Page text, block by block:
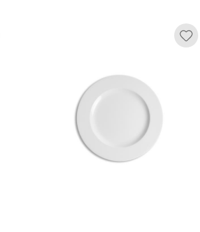
Оригами / Origami